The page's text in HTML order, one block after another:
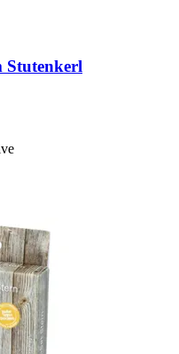
Stutenkerl